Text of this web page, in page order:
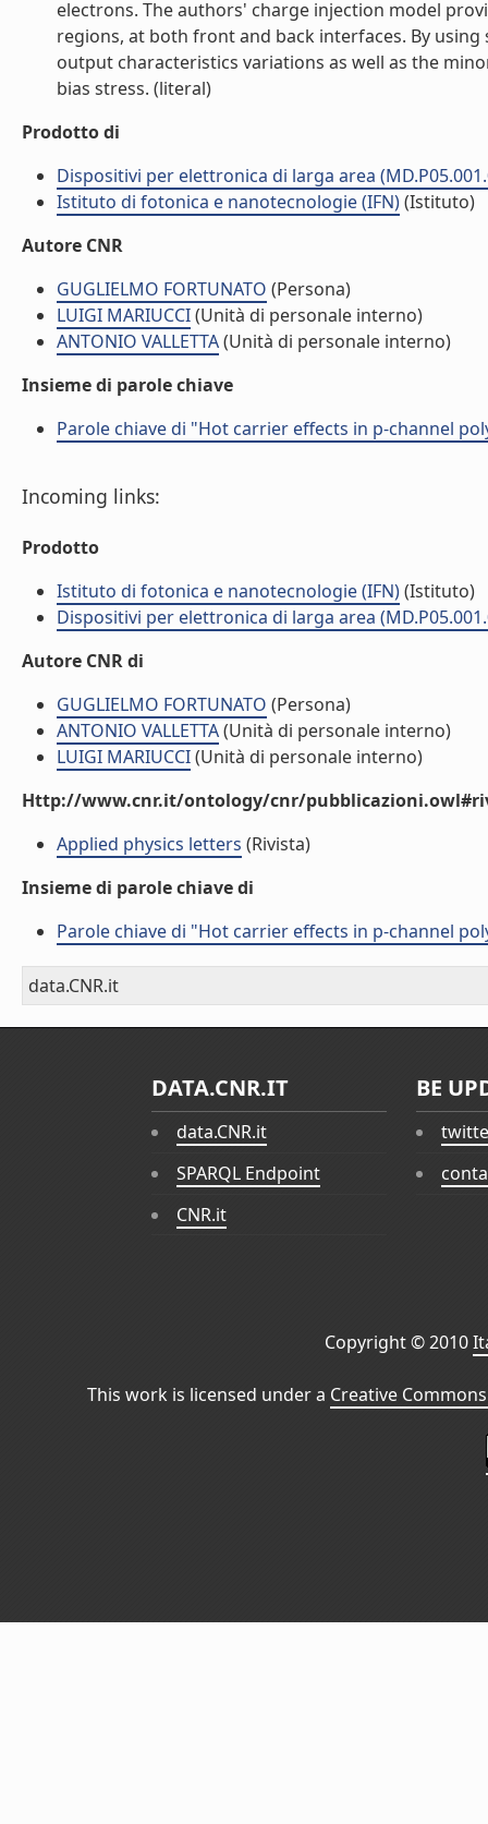
electrons. The authors' charge injection model
regions, at both front and back interfaces. By
output characteristics variations as well as the
bias stress. (literal)
Prodotto di
Dispositivi per elettronica di larga area
Istituto di fotonica e nanotecnologie (IFN)(Istituto)
Autore CNR
GUGLIELMO FORTUNATO (Persona)
LUIGI MARIUCCI(Unità di personale interno)
ANTONIO VALLETTA(Unità di personale interno)
Insieme di parole chiave
Parole chiave di "Hot carrier effects in p-channel
Incoming links:
Prodotto
Istituto di fotonica e nanotecnologie (IFN)(Istituto)
Dispositivi per elettronica di larga area
Autore CNR di
GUGLIELMO FORTUNATO (Persona)
ANTONIO VALLETTA(Unità di personale interno)
LUIGI MARIUCCI(Unità di personale interno)
Http://www.cnr.it/ontology/cnr/
Applied physics letters (Rivista)
Insieme di parole chiave di
Parole chiave di "Hot carrier effects in p-channel
data.CNR.it
DATA.CNR.IT
data.CNR.it
SPARQL Endpoint
CNR.it
BE
Copyright © 2010
This work is licensed under a Creative